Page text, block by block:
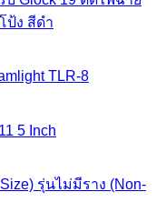
TLR-8
รุ่นไม่มีราง (Non-